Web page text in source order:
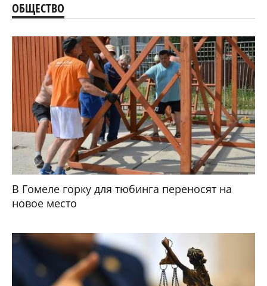
ОБЩЕСТВО
В Гомеле горку для тюбинга переносят на
новое место